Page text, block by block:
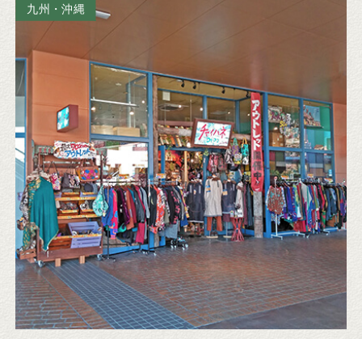
九州・沖縄